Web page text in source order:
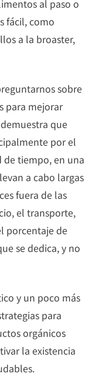
al paso o
fácil, como
a la broaster,
sobre
para mejorar
que
por el
tiempo, en una
a cabo largas
fuera de las
el transporte,
porcentaje de
se dedica, y no
y un poco más
para
orgánicos
la existencia